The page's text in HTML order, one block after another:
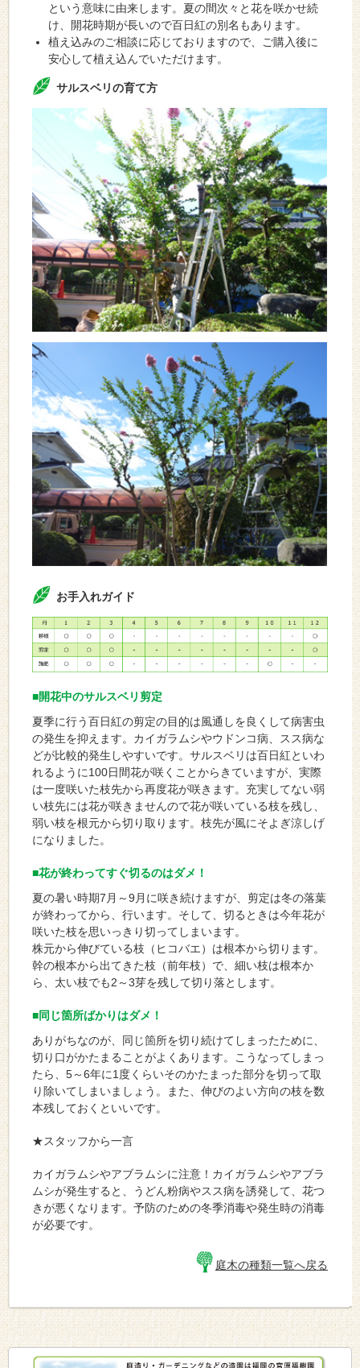
という意味に由来します。夏の間次々と花を咲かせ続
け、開花時期が長いので百日紅の別名もあります。
植え込みのご相談に応じておりますので、ご購入後に
安心して植え込んでいただけます。
サルスベリの育て方
お手入れガイド
■開花中のサルスベリ剪定
夏季に行う百日紅の剪定の目的は風通しを良くして病害虫
の発生を抑えます。カイガラムシやウドンコ病、スス病な
どが比較的発生しやすいです。サルスベリは百日紅といわ
れるように100日間花が咲くことからきていますが、実際
は一度咲いた枝先から再度花が咲きます。充実してない弱
い枝先には花が咲きませんので花が咲いている枝を残し、
弱い枝を根元から切り取ります。枝先が風にそよぎ涼しげ
になりました。
■花が終わってすぐ切るのはダメ！
夏の暑い時期7月～9月に咲き続けますが、剪定は冬の落葉
が終わってから、行います。そして、切るときは今年花が
咲いた枝を思いっきり切ってしまいます。
株元から伸びている枝（ヒコバエ）は根本から切ります。
幹の根本から出てきた枝（前年枝）で、細い枝は根本か
ら、太い枝でも2～3芽を残して切り落とします。
■同じ箇所ばかりはダメ！
ありがちなのが、同じ箇所を切り続けてしまったために、
切り口がかたまることがよくあります。こうなってしまっ
たら、5～6年に1度くらいそのかたまった部分を切って取
り除いてしまいましょう。また、伸びのよい方向の枝を数
本残しておくといいです。
★スタッフから一言
カイガラムシやアブラムシに注意！カイガラムシやアブラ
ムシが発生すると、うどん粉病やスス病を誘発して、花つ
きが悪くなります。予防のための冬季消毒や発生時の消毒
が必要です。
庭木の種類一覧へ戻る